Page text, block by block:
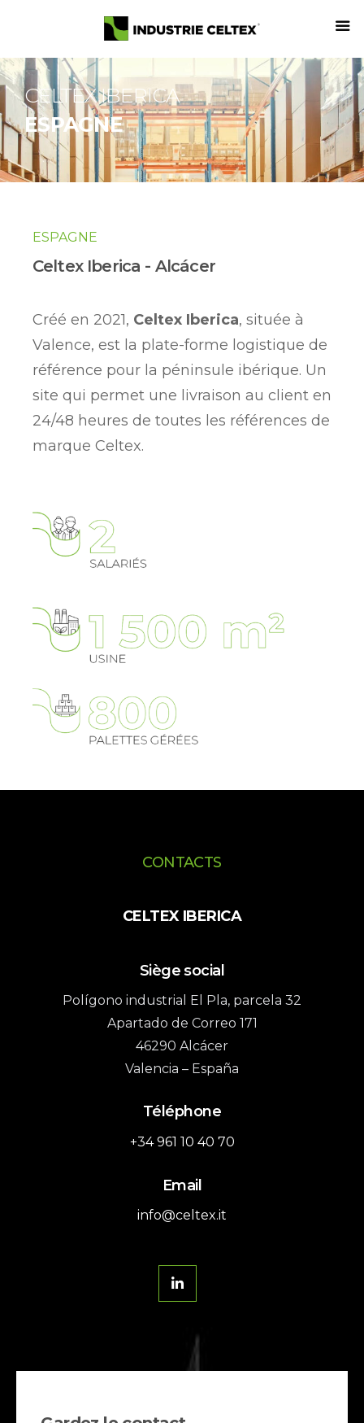
CELTEX IBERICA
ESPAGNE
ESPAGNE
Celtex Iberica - Alcácer
Créé en 2021, Celtex Iberica, située à
Valence, est la plate-forme logistique de
référence pour la péninsule ibérique. Un
site qui permet une livraison au client en
24/48 heures de toutes les références de
marque Celtex.
CONTACTS
CELTEX IBERICA
Siège social
Polígono industrial El Pla, parcela 32
Apartado de Correo 171
46290 Alcácer
Valencia – España
Téléphone
+34 961 10 40 70
Email
info@celtex.it